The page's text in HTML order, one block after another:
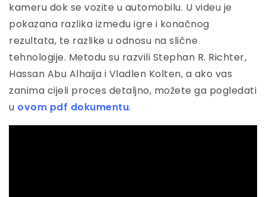
kameru dok se vozite u automobilu. U videu je
pokazana razlika između igre i konačnog
rezultata, te razlike u odnosu na slične
tehnologije. Metodu su razvili Stephan R. Richter,
Hassan Abu Alhaija i Vladlen Kolten, a ako vas
zanima cijeli proces detaljno, možete ga pogledati
u ovom pdf dokumentu.